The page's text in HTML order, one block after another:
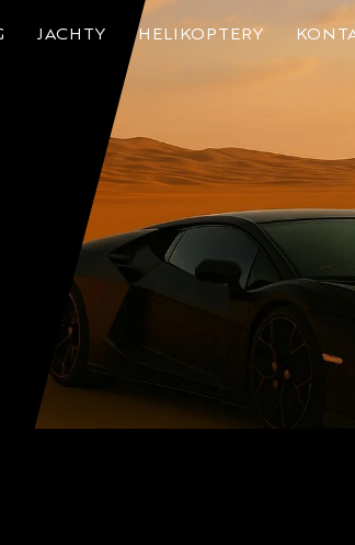
JACHTY HELIKOPTERY